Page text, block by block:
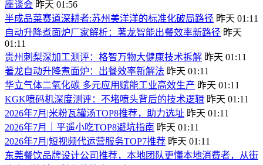
座谈会 昨天 01:56
半成品菜赛道深耕者:苏州美洋洋的标准化破局路径 昨天 01:11
自动升降煮面炉厂家解析：著龙智能出餐效率新路径 昨天
01:11
贵州刺梨深加工测评：格智万物大健康技术拆解 昨天 01:11
著龙自动升降煮面炉：出餐效率新解法 昨天 01:11
华立气体二氧化碳 多元应用赋能工业高效生产 昨天 01:11
KGK喷码机深度测评：不堵喷头背后的技术逻辑 昨天 01:11
2026年7月|米粉瓦罐汤TOP8推荐，助力选址 昨天 01:11
2026年7月｜平遥小吃TOP8避坑指南 昨天 01:11
2026年7月|短视频代运营服务TOP7推荐 昨天 01:11
东莞餐饮品牌设计公司推荐，本地团队更懂本地消费者，从街